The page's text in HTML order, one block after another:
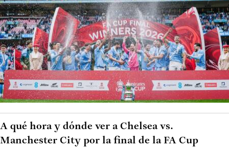
A qué hora y dónde ver a Chelsea vs.
Manchester City por la final de la FA Cup